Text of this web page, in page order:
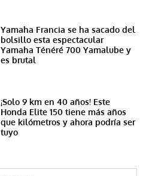
Yamaha Francia se ha sacado del
bolsillo esta espectacular
Yamaha Ténéré 700 Yamalube y
es brutal
¡Solo 9 km en 40 años! Este
Honda Elite 150 tiene más años
que kilómetros y ahora podría ser
tuyo